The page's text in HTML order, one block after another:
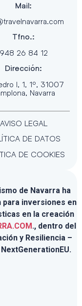
Mail:
Tfno.:
948 26 84 12
Dirección:
I, 1, 1º, 31007
Navarra
AVISO LEGAL
DE DATOS
DE COOKIES
de Navarra ha
para inversiones en
en la creación
., dentro del
y Resiliencia –